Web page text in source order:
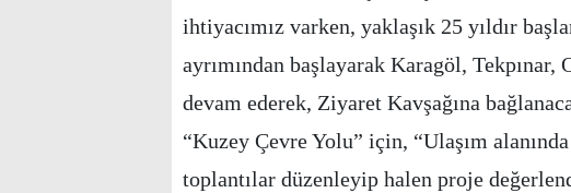
ihtiyacımız varken, yaklaşık 25 yıldır
ayrımından başlayarak Karagöl,
devam ederek, Ziyaret Kavşağına
“Kuzey Çevre Yolu” için, “Ulaşım
toplantılar düzenleyip halen proje